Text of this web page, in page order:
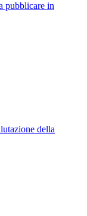
pubblicare in
della